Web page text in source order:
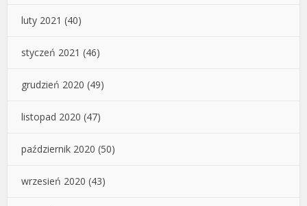
luty 2021 (40)
styczeń 2021 (46)
grudzień 2020 (49)
listopad 2020 (47)
październik 2020 (50)
wrzesień 2020 (43)